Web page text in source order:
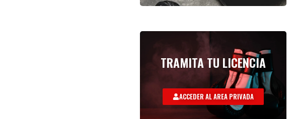
TRAMITA TU LICENCIA
ACCEDER AL AREA PRIVADA